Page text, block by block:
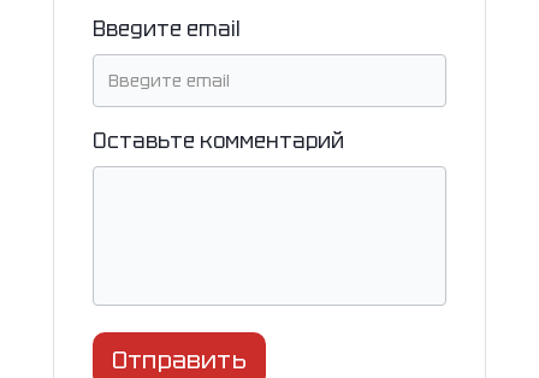
Введите email
Оставьте комментарий
Отправить